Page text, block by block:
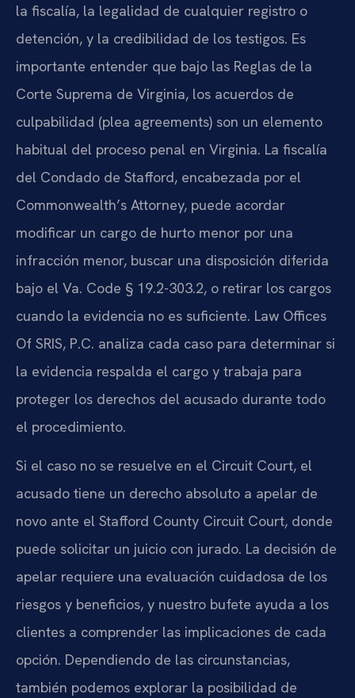
la fiscalía, la legalidad de cualquier registro o
detención, y la credibilidad de los testigos. Es
importante entender que bajo las Reglas de la
Corte Suprema de Virginia, los acuerdos de
culpabilidad (plea agreements) son un elemento
habitual del proceso penal en Virginia. La fiscalía
del Condado de Stafford, encabezada por el
Commonwealth’s Attorney, puede acordar
modificar un cargo de hurto menor por una
infracción menor, buscar una disposición diferida
bajo el Va. Code § 19.2-303.2, o retirar los cargos
cuando la evidencia no es suficiente. Law Offices
Of SRIS, P.C. analiza cada caso para determinar si
la evidencia respalda el cargo y trabaja para
proteger los derechos del acusado durante todo
el procedimiento.
Si el caso no se resuelve en el Circuit Court, el
acusado tiene un derecho absoluto a apelar de
novo ante el Stafford County Circuit Court, donde
puede solicitar un juicio con jurado. La decisión de
apelar requiere una evaluación cuidadosa de los
riesgos y beneficios, y nuestro bufete ayuda a los
clientes a comprender las implicaciones de cada
opción. Dependiendo de las circunstancias,
también podemos explorar la posibilidad de